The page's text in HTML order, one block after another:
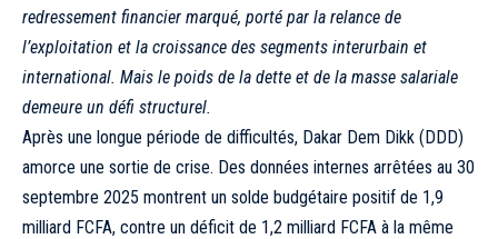
redressement financier marqué, porté par la relance de
l’exploitation et la croissance des segments interurbain et
international. Mais le poids de la dette et de la masse salariale
demeure un défi structurel.
Après une longue période de difficultés, Dakar Dem Dikk (DDD)
amorce une sortie de crise. Des données internes arrêtées au 30
septembre 2025 montrent un solde budgétaire positif de 1,9
milliard FCFA, contre un déficit de 1,2 milliard FCFA à la même